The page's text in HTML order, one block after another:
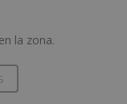
la zona.